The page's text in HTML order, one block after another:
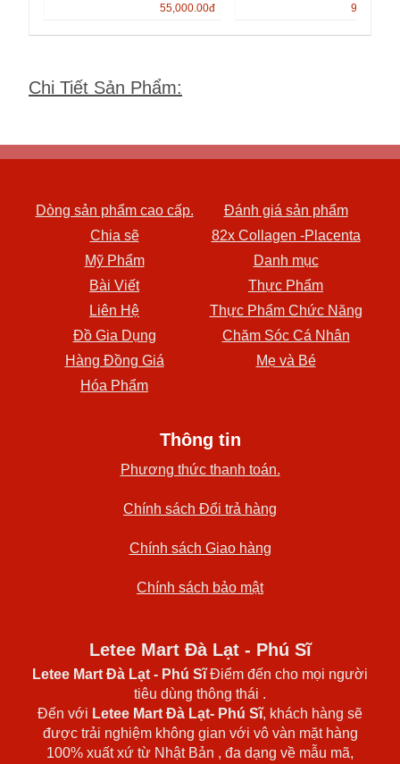
55,000.00đ 99,000.00
Chi Tiết Sản Phẩm:
Dòng sản phẩm cao cấp.
Đánh giá sản phẩm
Chia sẽ
82x Collagen -Placenta
Mỹ Phẩm
Danh mục
Bài Viết
Thực Phẩm
Liên Hệ
Thực Phẩm Chức Năng
Đồ Gia Dụng
Chăm Sóc Cá Nhân
Hàng Đồng Giá
Mẹ và Bé
Hóa Phẩm
Thông tin
Phương thức thanh toán.
Chính sách Đổi trả hàng
Chính sách Giao hàng
Chính sách bảo mật
Letee Mart Đà Lạt - Phú Sĩ
Letee Mart Đà Lạt - Phú SĩĐiểm đến cho mọi người
tiêu dùng thông thái .
Đến với Letee Mart Đà Lạt- Phú Sĩ, khách hàng sẽ
được trải nghiệm không gian với vô vàn mặt hàng
100% xuất xứ từ Nhật Bản , đa dạng về mẫu mã,